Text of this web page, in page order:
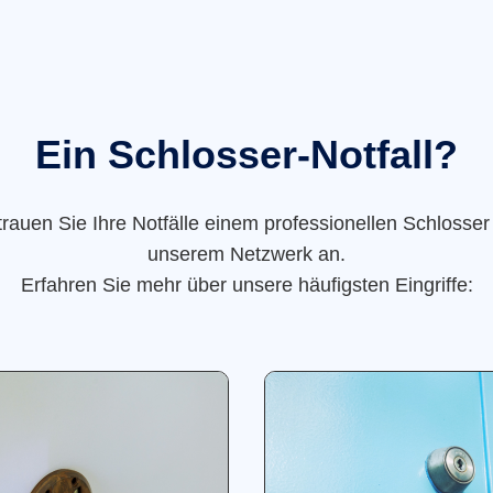
Ein Schlosser-Notfall?
Sie Ihre Notfälle einem professionellen
unserem Netzwerk an.
Erfahren Sie mehr über unsere häufigsten Eingriffe: